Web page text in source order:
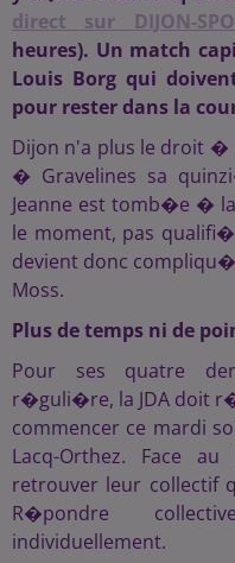
direct sur DIJON-
heures). Un match
Louis Borg qui
pour rester dans la
Dijon n'a plus le droit
� Gravelines sa
Jeanne est tomb�e �
le moment, pas
devient donc
Moss.
Plus de temps ni de
Pour ses quatre
r�guli�re, la JDA doit
commencer ce mardi
Lacq-Orthez. Face
retrouver leur collectif
R�pondre
individuellement.